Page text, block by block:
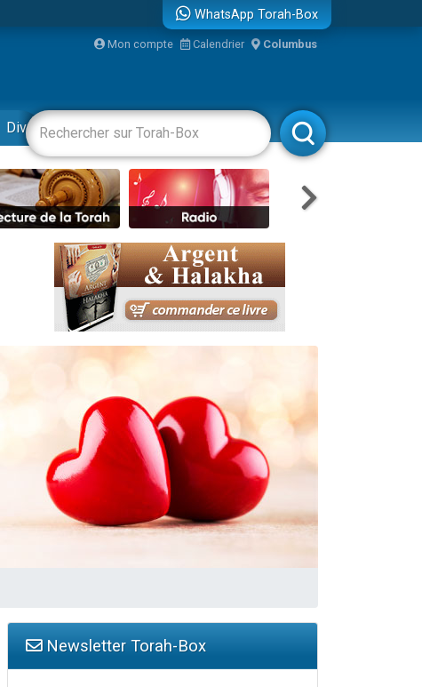
à travers le temps
WhatsApp Torah-Box
Mon compte Calendrier Columbus
Divertissements Livres Rabbanim
Newsletter Torah-Box